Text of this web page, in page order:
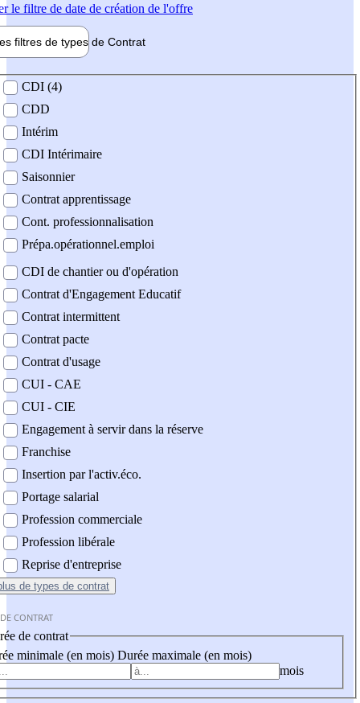
le filtre de date de création de l'offre
filtres de types de Contrat
contrat
CDI (4)
CDD
Intérim
CDI Intérimaire
Saisonnier
Contrat apprentissage
Cont. professionnalisation
Prépa.opérationnel.emploi
CDI de chantier ou d'opération
Contrat d'Engagement Educatif
Contrat intermittent
Contrat pacte
Contrat d'usage
CUI - CAE
CUI - CIE
Engagement à servir dans la réserve
Franchise
Insertion par l'activ.éco.
Portage salarial
Profession commerciale
Profession libérale
Reprise d'entreprise
de types de contrat
CONTRAT
de contrat
minimale (en mois) Durée maximale (en mois)
mois